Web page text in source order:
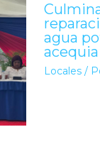
agua
acequia
Locales /